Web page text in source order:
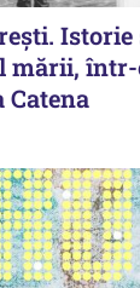
mării,